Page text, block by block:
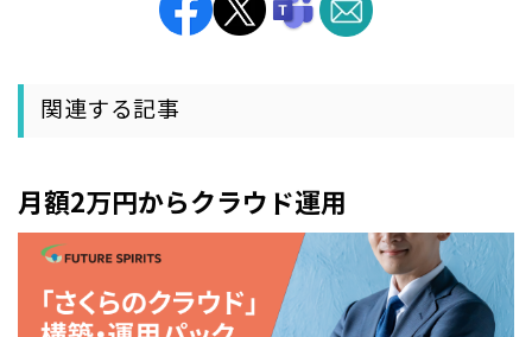
関連する記事
月額2万円からクラウド運用